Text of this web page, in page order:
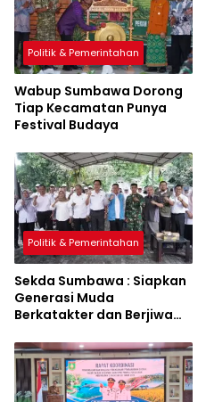
Politik & Pemerintahan
Wabup Sumbawa Dorong
Tiap Kecamatan Punya
Festival Budaya
Politik & Pemerintahan
Sekda Sumbawa : Siapkan
Generasi Muda
Berkatakter dan Berjiwa